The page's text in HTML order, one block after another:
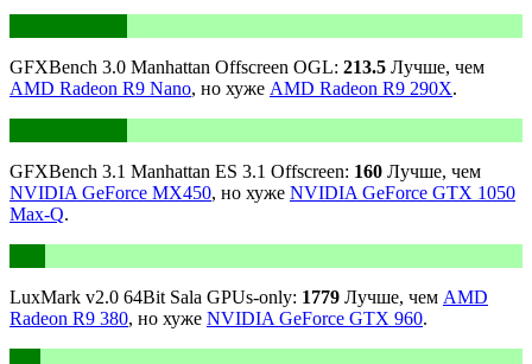
GFXBench 3.0 Manhattan Offscreen OGL: 213.5 Лучше, чем
AMD Radeon R9 Nano, но хуже AMD Radeon R9 290X.
GFXBench 3.1 Manhattan ES 3.1 Offscreen: 160 Лучше, чем
NVIDIA GeForce MX450, но хуже NVIDIA GeForce GTX 1050
Max-Q.
LuxMark v2.0 64Bit Sala GPUs-only: 1779 Лучше, чем AMD
Radeon R9 380, но хуже NVIDIA GeForce GTX 960.